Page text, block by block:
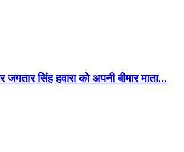
सिंह हवारा को अपनी बीमार माता...